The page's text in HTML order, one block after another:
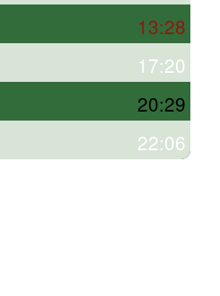
13:28
17:20
20:29
22:06